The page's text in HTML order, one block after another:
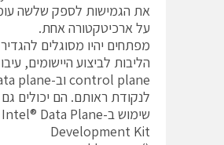
את הגמישות לספק שלשה
על ארכיטקטורה אחת.
מפתחים יהיו מסוגלים
הליבות לביצוע היישומים,
לנקודת ראותם. הם יכולים
שימוש ב-Intel® Data Plane
Development Kit